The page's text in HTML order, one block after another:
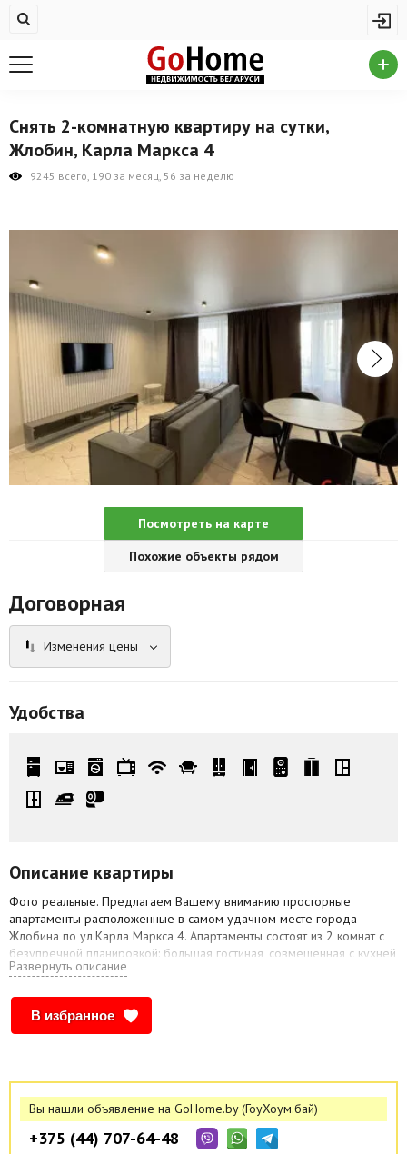
Купить квартиру
На сутки
Новостройки
Продажа коммерческой недвижимости
Аренда коммерческой недвижимости
Другие разделы
Новости
Агентства
Ремонт квартир
Грузовое такси
Способы оплаты
Снять 2-комнатную квартиру на сутки,
Жлобин, Карла Маркса 4
9245 всего, 190 за месяц, 56 за неделю
Посмотреть на карте
Похожие объекты рядом
Договорная
Изменения цены
Удобства
Описание квартиры
Фото реальные. Предлагаем Вашему вниманию просторные
апартаменты расположенные в самом удачном месте города
Жлобина по ул.Карла Маркса 4. Апартаменты состоят из 2 комнат с
безупречной планировкой: большая гостиная, совмещенная с кухней,
изолированной спальней. Апартаменты укомплектованы всем
доска, посуда, вся бытовая техника, постельное бельё, WI-FI ср-ва
личной гигиены. SmartTV. Панорамный вид из окна на реку Днепр.
Предоставление отчетных документов командированным. Рядом с
Развернуть описание
В избранное
Вы нашли объявление на GoHome.by (ГоуХоум.бай)
+375 (44) 707-64-48